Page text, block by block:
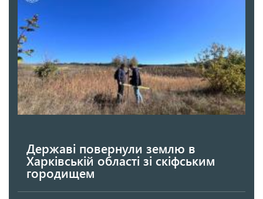
Державі повернули землю в
Харківській області зі скіфським
городищем